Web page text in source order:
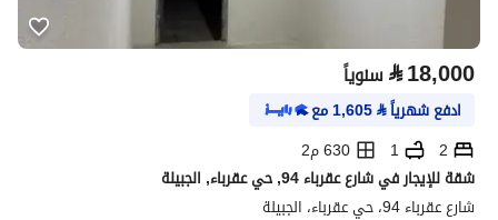
⃁18,000 سنوياً
ادفع شهرياً⃁
1,605مع
2
1
630 م2
شقة للإيجار في شارع عقرباء 94, حي عقرباء, الجبيلة
شارع عقرباء 94، حي عقرباء، الجبيلة